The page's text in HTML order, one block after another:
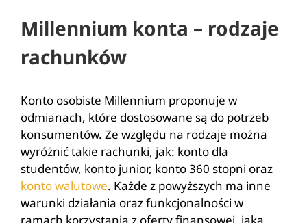
Millennium konta – rodzaje
rachunków
Konto osobiste Millennium proponuje w
odmianach, które dostosowane są do potrzeb
konsumentów. Ze względu na rodzaje można
wyróżnić takie rachunki, jak: konto dla
studentów, konto junior, konto 360 stopni oraz
konto walutowe. Każde z powyższych ma inne
warunki działania oraz funkcjonalności w